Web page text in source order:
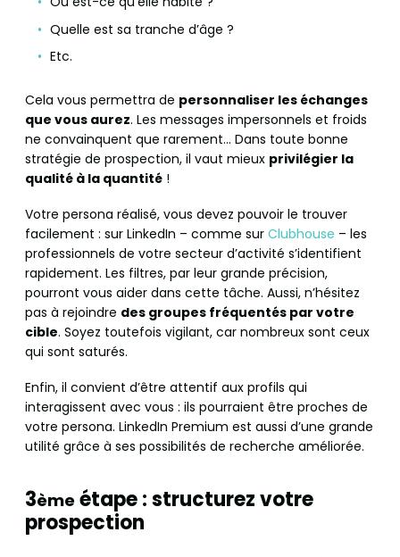
Quelle est sa tranche d’âge ?
Etc.
Cela vous permettra de personnaliser les échanges
que vous aurez. Les messages impersonnels et froids
ne convainquent que rarement… Dans toute bonne
stratégie de prospection, il vaut mieux privilégier la
qualité à la quantité !
Votre persona réalisé, vous devez pouvoir le trouver
facilement : sur LinkedIn – comme sur Clubhouse – les
professionnels de votre secteur d’activité s’identifient
rapidement. Les filtres, par leur grande précision,
pourront vous aider dans cette tâche. Aussi, n’hésitez
pas à rejoindre des groupes fréquentés par votre
cible. Soyez toutefois vigilant, car nombreux sont ceux
qui sont saturés.
Enfin, il convient d’être attentif aux profils qui
interagissent avec vous : ils pourraient être proches de
votre persona. LinkedIn Premium est aussi d’une grande
utilité grâce à ses possibilités de recherche améliorée.
3ème étape : structurez votre
prospection